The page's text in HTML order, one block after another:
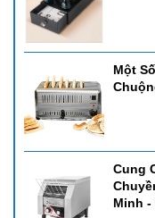
Một
Cung
Minh -